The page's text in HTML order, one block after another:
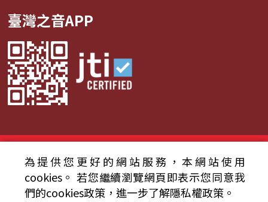
臺灣之音APP
© 2024財團法人中央廣播電臺 版權所有
資通安全政策聲明
服務條款 隱私權條款
為提供您更好的網站服務，本網站使用
cookies。 若您繼續瀏覽網頁即表示您同意我
們的cookies政策，進一步了解隱私權政策。